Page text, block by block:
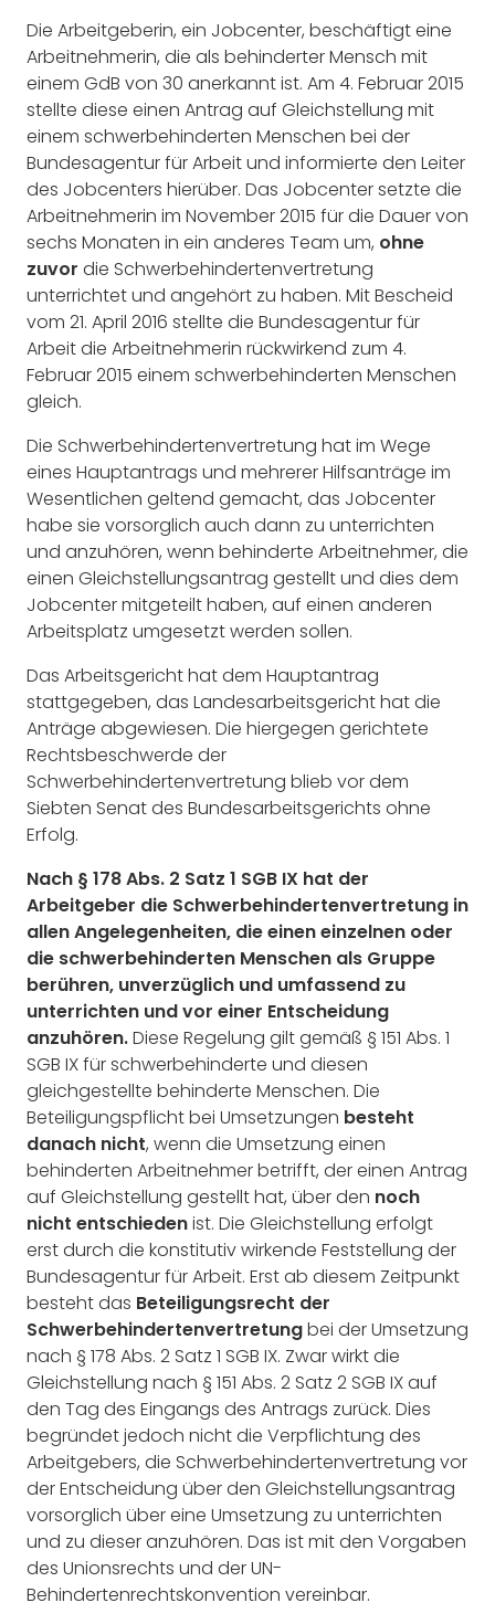
Die Arbeitgeberin, ein Jobcenter, beschäftigt eine
Arbeitnehmerin, die als behinderter Mensch mit
einem GdB von 30 anerkannt ist. Am 4. Februar 2015
stellte diese einen Antrag auf Gleichstellung mit
einem schwerbehinderten Menschen bei der
Bundesagentur für Arbeit und informierte den Leiter
des Jobcenters hierüber. Das Jobcenter setzte die
Arbeitnehmerin im November 2015 für die Dauer von
sechs Monaten in ein anderes Team um, ohne
zuvor die Schwerbehindertenvertretung
unterrichtet und angehört zu haben. Mit Bescheid
vom 21. April 2016 stellte die Bundesagentur für
Arbeit die Arbeitnehmerin rückwirkend zum 4.
Februar 2015 einem schwerbehinderten Menschen
gleich.
Die Schwerbehindertenvertretung hat im Wege
eines Hauptantrags und mehrerer Hilfsanträge im
Wesentlichen geltend gemacht, das Jobcenter
habe sie vorsorglich auch dann zu unterrichten
und anzuhören, wenn behinderte Arbeitnehmer, die
einen Gleichstellungsantrag gestellt und dies dem
Jobcenter mitgeteilt haben, auf einen anderen
Arbeitsplatz umgesetzt werden sollen.
Das Arbeitsgericht hat dem Hauptantrag
stattgegeben, das Landesarbeitsgericht hat die
Anträge abgewiesen. Die hiergegen gerichtete
Rechtsbeschwerde der
Schwerbehindertenvertretung blieb vor dem
Siebten Senat des Bundesarbeitsgerichts ohne
Erfolg.
Nach § 178 Abs. 2 Satz 1 SGB IX hat der
Arbeitgeber die Schwerbehindertenvertretung in
allen Angelegenheiten, die einen einzelnen oder
die schwerbehinderten Menschen als Gruppe
berühren, unverzüglich und umfassend zu
unterrichten und vor einer Entscheidung
anzuhören.Diese Regelung gilt gemäß § 151 Abs. 1
SGB IX für schwerbehinderte und diesen
gleichgestellte behinderte Menschen. Die
Beteiligungspflicht bei Umsetzungen besteht
danach nicht, wenn die Umsetzung einen
behinderten Arbeitnehmer betrifft, der einen Antrag
auf Gleichstellung gestellt hat, über den noch
nicht entschiedenist. Die Gleichstellung erfolgt
erst durch die konstitutiv wirkende Feststellung der
Bundesagentur für Arbeit. Erst ab diesem Zeitpunkt
besteht das Beteiligungsrecht der
Schwerbehindertenvertretungbei der Umsetzung
nach § 178 Abs. 2 Satz 1 SGB IX. Zwar wirkt die
Gleichstellung nach § 151 Abs. 2 Satz 2 SGB IX auf
den Tag des Eingangs des Antrags zurück. Dies
begründet jedoch nicht die Verpflichtung des
Arbeitgebers, die Schwerbehindertenvertretung vor
der Entscheidung über den Gleichstellungsantrag
vorsorglich über eine Umsetzung zu unterrichten
und zu dieser anzuhören. Das ist mit den Vorgaben
des Unionsrechts und der UN-
Behindertenrechtskonvention vereinbar.